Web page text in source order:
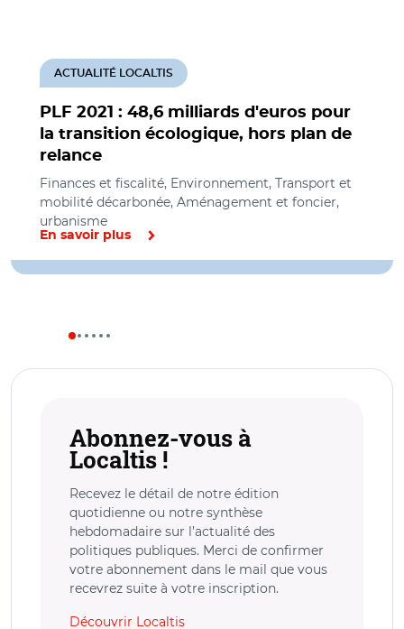
PLF 2021 : 48,6 milliards d'euros pour
la transition écologique, hors plan de
relance
ACTUALITÉ LOCALTIS
Finances et fiscalité, Environnement, Transport et
mobilité décarbonée, Aménagement et foncier,
urbanisme
En savoir plus
Abonnez-vous à
Localtis !
Recevez le détail de notre édition
quotidienne ou notre synthèse
hebdomadaire sur l’actualité des
politiques publiques. Merci de confirmer
votre abonnement dans le mail que vous
recevrez suite à votre inscription.
Découvrir Localtis